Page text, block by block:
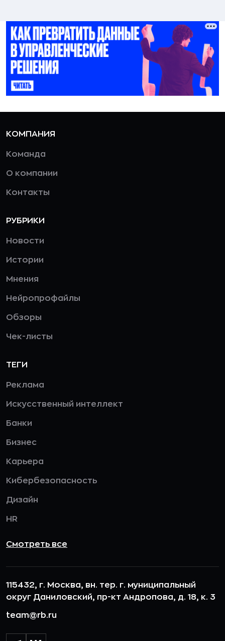
КОМПАНИЯ
Команда
О компании
Контакты
РУБРИКИ
Новости
Истории
Мнения
Нейропрофайлы
Обзоры
Чек-листы
ТЕГИ
Реклама
Искусственный интеллект
Банки
Бизнес
Карьера
Кибербезопасность
Дизайн
HR
Смотреть все
115432, г. Москва, вн. тер. г. муниципальный
округ Даниловский, пр-кт Андропова, д. 18, к. 3
team@rb.ru